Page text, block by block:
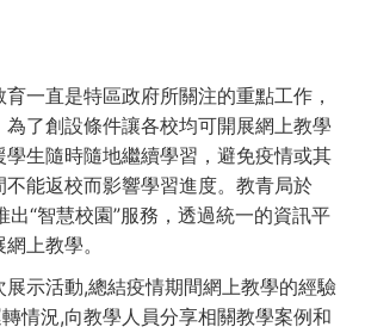
直是特區政府所關注的重點工作，
了創設條件讓各校均可開展網上教學
生隨時隨地繼續學習，避免疫情或其
能返校而影響學習進度。教青局於
“智慧校園”服務，透過統一的資訊平
上教學。
示活動,總結疫情期間網上教學的經驗
情況,向教學人員分享相關教學案例和